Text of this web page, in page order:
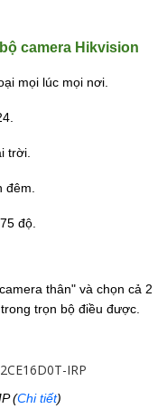
camera Hikvision
mọi lúc mọi nơi.
trời.
độ.
thân" và chọn cả 2
trọn bộ điều được.
(Chi tiết)